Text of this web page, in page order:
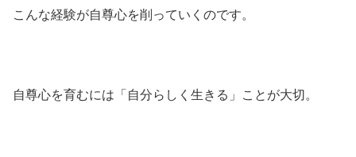
こんな経験が自尊心を削っていくのです。
自尊心を育むには「自分らしく生きる」ことが大切。